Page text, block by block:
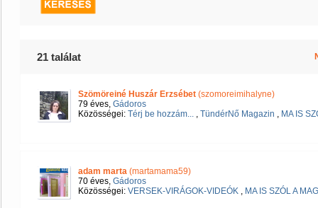
21 találat
Szömöreiné Huszár Erzsébet (szomoreimihalyne)
79 éves, Gádoros
Közösségei: Térj be hozzám... , TündérNő Magazin , MA IS
adam marta (martamama59)
70 éves, Gádoros
Közösségei: VERSEK-VIRÁGOK-VIDEÓK , MA IS SZÓL A